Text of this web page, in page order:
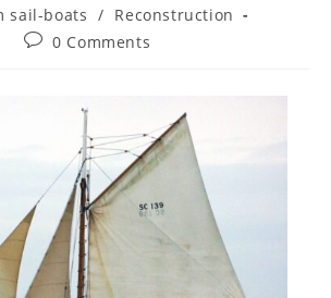
sail-boats / Reconstruction
0 Comments